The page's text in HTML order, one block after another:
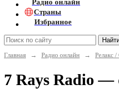
Радио онлайн
Страны
Избранное
Главная
→ Радио онлайн → Релакс
7 Rays Radio —